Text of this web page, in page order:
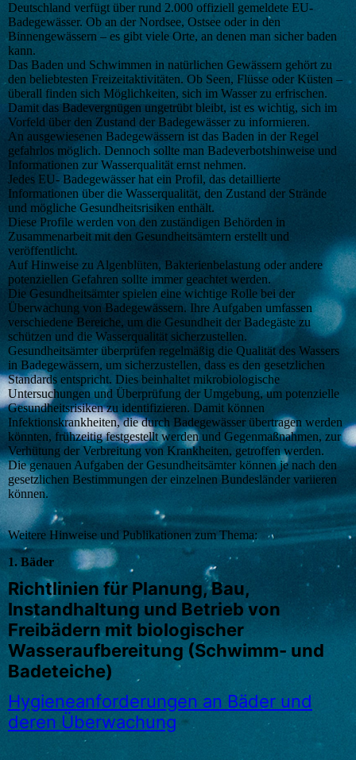
Deutschland verfügt über rund 2.000 offiziell gemeldete EU-
Badegewässer. Ob an der Nordsee, Ostsee oder in den
Binnengewässern – es gibt viele Orte, an denen man sicher baden
kann.
Das Baden und Schwimmen in natürlichen Gewässern gehört zu
den beliebtesten Freizeitaktivitäten. Ob Seen, Flüsse oder Küsten –
überall finden sich Möglichkeiten, sich im Wasser zu erfrischen.
Damit das Badevergnügen ungetrübt bleibt, ist es wichtig, sich im
Vorfeld über den Zustand der Badegewässer zu informieren.
An ausgewiesenen Badegewässern ist das Baden in der Regel
gefahrlos möglich. Dennoch sollte man Badeverbotshinweise und
Informationen zur Wasserqualität ernst nehmen.
Jedes EU- Badegewässer hat ein Profil, das detaillierte
Informationen über die Wasserqualität, den Zustand der Strände
und mögliche Gesundheitsrisiken enthält.
Diese Profile werden von den zuständigen Behörden in
Zusammenarbeit mit den Gesundheitsämtern erstellt und
veröffentlicht.
Auf Hinweise zu Algenblüten, Bakterienbelastung oder andere
potenziellen Gefahren sollte immer geachtet werden.
Die Gesundheitsämter spielen eine wichtige Rolle bei der
Überwachung von Badegewässern. Ihre Aufgaben umfassen
verschiedene Bereiche, um die Gesundheit der Badegäste zu
schützen und die Wasserqualität sicherzustellen.
Gesundheitsämter überprüfen regelmäßig die Qualität des Wassers
in Badegewässern, um sicherzustellen, dass es den gesetzlichen
Standards entspricht. Dies beinhaltet mikrobiologische
Untersuchungen und Überprüfung der Umgebung, um potenzielle
Gesundheitsrisiken zu identifizieren. Damit können
Infektionskrankheiten, die durch Badegewässer übertragen werden
könnten, frühzeitig festgestellt werden und Gegenmaßnahmen, zur
Verhütung der Verbreitung von Krankheiten, getroffen werden.
Die genauen Aufgaben der Gesundheitsämter können je nach den
gesetzlichen Bestimmungen der einzelnen Bundesländer variieren
können.
Weitere Hinweise und Publikationen zum Thema:
1. Bäder
Richtlinien für Planung, Bau,
Instandhaltung und Betrieb von
Freibädern mit biologischer
Wasseraufbereitung (Schwimm- und
Badeteiche)
Hygieneanforderungen an Bäder und
deren Überwachung